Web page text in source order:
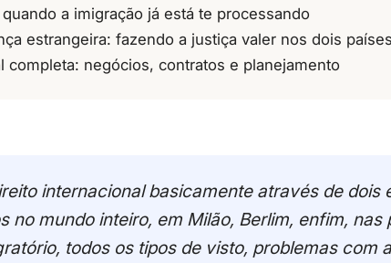
a imigração já está te processando
estrangeira: fazendo a justiça valer nos dois países
completa: negócios, contratos e planejamento
internacional basicamente através de dois
no mundo inteiro, em Milão, Berlim, enfim,
todos os tipos de visto, problemas com